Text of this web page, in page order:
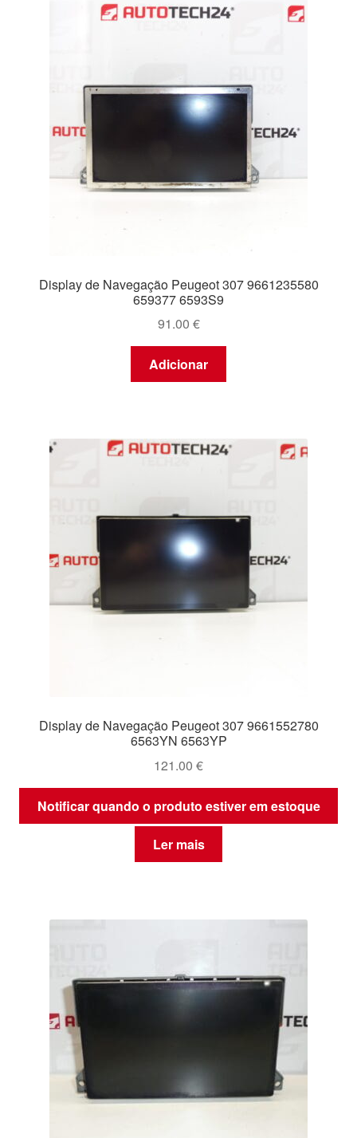
Display de Navegação Peugeot 307 9661235580
659377 6593S9
91.00 €
Adicionar
Display de Navegação Peugeot 307 9661552780
6563YN 6563YP
121.00 €
Notificar quando o produto estiver em estoque
Ler mais